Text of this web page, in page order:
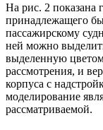
На рис. 2 показана
принадлежащего
пассажирскому
ней можно
выделенную
рассмотрения, и
корпуса с
моделирование
рассматриваемой.